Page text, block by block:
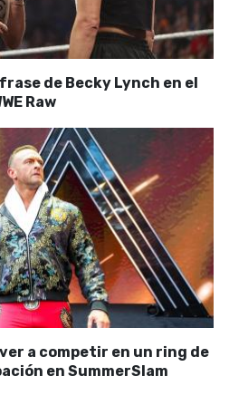
de Becky Lynch en el
Raw
a competir en un ring de
en SummerSlam